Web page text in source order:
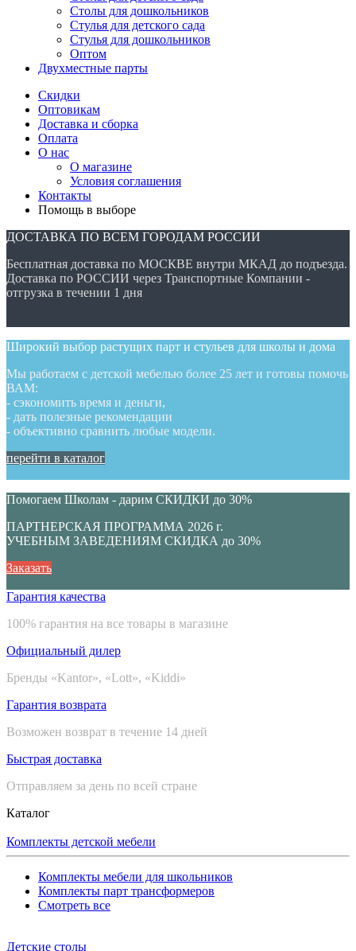
Столы для дошкольников
Стулья для детского сада
Стулья для дошкольников
Оптом
Двухместные парты
Скидки
Оптовикам
Доставка и сборка
Оплата
О нас
О магазине
Условия соглашения
Контакты
Помощь в выборе
ДОСТАВКА ПО ВСЕМ ГОРОДАМ РОССИИ
Бесплатная доставка по МОСКВЕ внутри МКАД до подъезда.
Доставка по РОССИИ через Транспортные Компании -
отгрузка в течении 1 дня
Широкий выбор растущих парт и стульев для школы и дома
Мы работаем с детской мебелью более 25 лет и готовы помочь
ВАМ:
- сэкономить время и деньги,
- дать полезные рекомендации
- объективно сравнить любые модели.
перейти в каталог
Помогаем Школам - дарим СКИДКИ до 30%
ПАРТНЕРСКАЯ ПРОГРАММА 2026 г.
УЧЕБНЫМ ЗАВЕДЕНИЯМ СКИДКА до 30%
Заказать
Гарантия качества
100% гарантия на все товары в магазине
Официальный дилер
Бренды «Kantor», «Lott», «Kiddi»
Гарантия возврата
Возможен возврат в течение 14 дней
Быстрая доставка
Отправляем за день по всей стране
Каталог
Комплекты детской мебели
Комплекты мебели для школьников
Комплекты парт трансформеров
Смотреть все
Детские столы